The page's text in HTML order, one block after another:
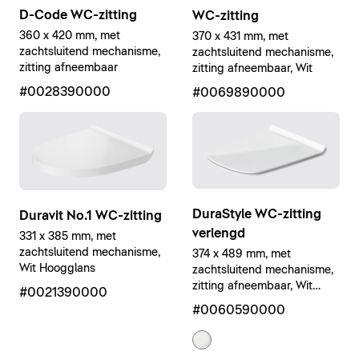
D-Code WC-zitting
360 x 420 mm, met
zachtsluitend mechanisme,
zitting afneembaar
#0028390000
WC-zitting
370 x 431 mm, met
zachtsluitend mechanisme,
zitting afneembaar, Wit
#0069890000
Duravit No.1 WC-zitting
331 x 385 mm, met
zachtsluitend mechanisme,
Wit Hoogglans
#0021390000
DuraStyle WC-zitting
verlengd
374 x 489 mm, met
zachtsluitend mechanisme,
zitting afneembaar, Wit
#0060590000